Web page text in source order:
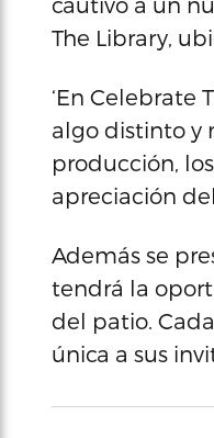
The Library,
‘En Celebrate
algo distinto y
producción,
apreciación
Además se
tendrá la
del patio.
única a sus